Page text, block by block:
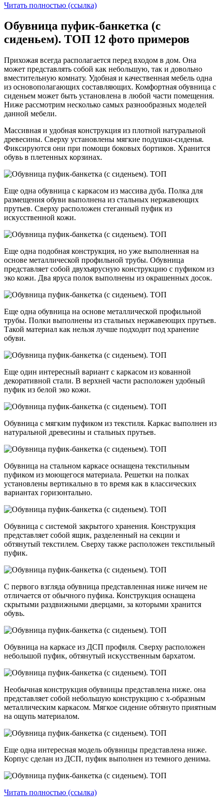
Читать полностью (ссылка)
Обувница пуфик-банкетка (с
сиденьем). ТОП 12 фото примеров
Прихожая всегда располагается перед входом в дом. Она
может представлять собой как небольшую, так и довольно
вместительную комнату. Удобная и качественная мебель одна
из основополагающих составляющих. Комфортная обувница с
сиденьем может быть установлена в любой части помещения.
Ниже рассмотрим несколько самых разнообразных моделей
данной мебели.
Массивная и удобная конструкция из плотной натуральной
древесины. Сверху установлены мягкие подушки-сиденья.
Фиксируются они при помощи боковых бортиков. Хранится
обувь в плетенных корзинах.
Еще одна обувница с каркасом из массива дуба. Полка для
размещения обуви выполнена из стальных нержавеющих
прутьев. Сверху расположен стеганный пуфик из
искусственной кожи.
Еще одна подобная конструкция, но уже выполненная на
основе металлической профильной трубы. Обувница
представляет собой двухъярусную конструкцию с пуфиком из
эко кожи. Два яруса полок выполнены из окрашенных досок.
Еще одна обувница на основе металлической профильной
трубы. Полки выполнены из стальных нержавеющих прутьев.
Такой материал как нельзя лучше подходит под хранение
обуви.
Еще один интересный вариант с каркасом из кованной
декоративной стали. В верхней части расположен удобный
пуфик из белой эко кожи.
Обувница с мягким пуфиком из текстиля. Каркас выполнен из
натуральной древесины и стальных прутьев.
Обувница на стальном каркасе оснащена текстильным
пуфиком из моющегося материала. Решетки на полках
установлены вертикально в то время как в классических
вариантах горизонтально.
Обувница с системой закрытого хранения. Конструкция
представляет собой ящик, разделенный на секции и
обтянутый текстилем. Сверху также расположен текстильный
пуфик.
С первого взгляда обувница представленная ниже ничем не
отличается от обычного пуфика. Конструкция оснащена
скрытыми раздвижными дверцами, за которыми хранится
обувь.
Обувница на каркасе из ДСП профиля. Сверху расположен
небольшой пуфик, обтянутый искусственным бархатом.
Необычная конструкция обувницы представлена ниже. она
представляет собой небольшую конструкцию с х-образным
металлическим каркасом. Мягкое сидение обтянуто приятным
на ощупь материалом.
Еще одна интересная модель обувницы представлена ниже.
Корпус сделан из ДСП, пуфик выполнен из темного денима.
Читать полностью (ссылка)